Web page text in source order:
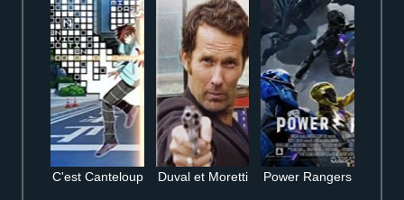
C'est Canteloup Duval et Moretti Power Rangers